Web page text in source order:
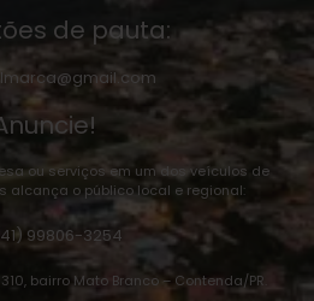
de pauta:
ou serviços em um dos veículos de
alcança o público local e regional:
99806-3254
bairro Mato Branco – Contenda/PR.